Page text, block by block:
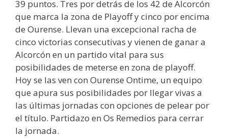
39 puntos. Tres por detrás de los 42 de Alcorcón
que marca la zona de Playoff y cinco por encima
de Ourense. Llevan una excepcional racha de
cinco victorias consecutivas y vienen de ganar a
Alcorcón en un partido vital para sus
posibilidades de meterse en zona de playoff.
Hoy se las ven con Ourense Ontime, un equipo
que apura sus posibilidades por llegar vivas a
las últimas jornadas con opciones de pelear por
el título. Partidazo en Os Remedios para cerrar
la jornada.